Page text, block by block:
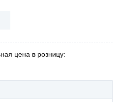
цена в розницу: